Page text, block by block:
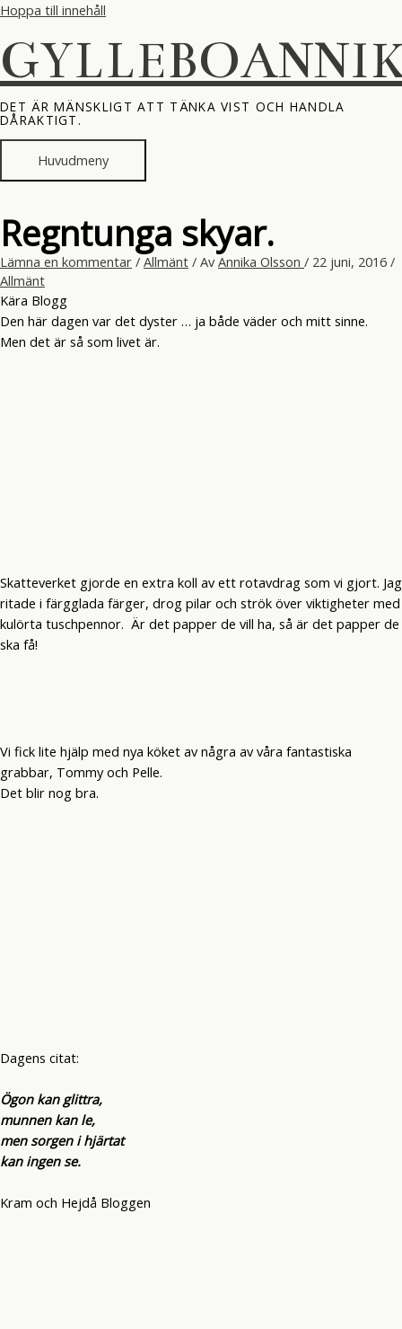
Hoppa till innehåll
DET ÄR MÄNSKLIGT ATT TÄNKA VIST OCH HANDLA
DÅRAKTIGT.
Huvudmeny
Regntunga skyar.
Lämna en kommentar / Allmänt / Av Annika Olsson / 22 juni, 2016 /
Allmänt
Kära Blogg
Den här dagen var det dyster … ja både väder och mitt sinne.
Men det är så som livet är.
Skatteverket gjorde en extra koll av ett rotavdrag som vi gjort. Jag
ritade i färgglada färger, drog pilar och strök över viktigheter med
kulörta tuschpennor. Är det papper de vill ha, så är det papper de
ska få!
Vi fick lite hjälp med nya köket av några av våra fantastiska
grabbar, Tommy och Pelle.
Det blir nog bra.
Dagens citat:
Ögon kan glittra,
munnen kan le,
men sorgen i hjärtat
kan ingen se.
Kram och Hejdå Bloggen